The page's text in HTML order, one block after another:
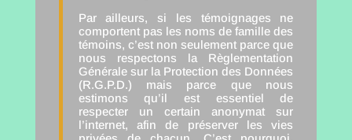
Par ailleurs, si les témoignages ne
comportent pas les noms de famille des
témoins, c’est non seulement parce que
nous respectons la Règlementation
Générale sur la Protection des Données
(R.G.P.D.) mais parce que nous
estimons qu’il est essentiel de
respecter un certain anonymat sur
l’internet, afin de préserver les vies